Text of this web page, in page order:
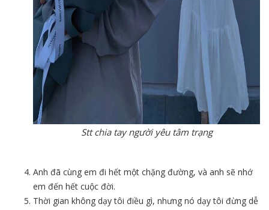
Stt chia tay người yêu tâm trạng
Anh đã cùng em đi hết một chặng đường, và anh sẽ nhớ
em đến hết cuộc đời.
Thời gian không dạy tôi điều gì, nhưng nó dạy tôi đừng dễ